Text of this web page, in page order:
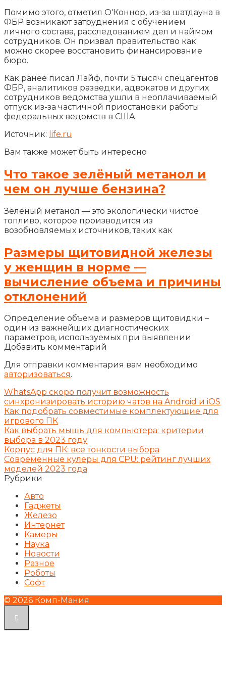
Помимо этого, отметил О'Коннор, из-за шатдауна в
ФБР возникают затруднения с обучением
личного состава, расследованием дел и наймом
сотрудников. Он призвал правительство как
можно скорее восстановить финансирование
бюро.
Как ранее писал Лайф, почти 5 тысяч спецагентов
ФБР, аналитиков разведки, адвокатов и других
сотрудников ведомства ушли в неоплачиваемый
отпуск из-за частичной приостановки работы
федеральных ведомств в США.
Источник: life.ru
Вам также может быть интересно
Что такое зелёный метанол и
чем он лучше бензина?
Зелёный метанол — это экологически чистое
топливо, которое производится из
возобновляемых источников, таких как
Размеры щитовидной железы
у женщин в норме —
вычисление объема и причины
отклонений
Определение объема и размеров щитовидки –
один из важнейших диагностических
параметров, используемых при выявлении
Добавить комментарий
Для отправки комментария вам необходимо
авторизоваться.
WhatsApp скоро получит возможность
синхронизировать историю чатов на Android и iOS
Как подобрать совместимые комплектующие для
игрового ПК
Как выбрать мышь для компьютера: критерии
выбора в 2023 году
Корпус для ПК: все тонкости выбора
Современные кулеры для CPU: рейтинг лучших
моделей 2023 года
Рубрики
Авто
Гаджеты
Железо
Интернет
Камеры
Наука
Новости
Разное
Роботы
Софт
© 2026 Комп-Мания